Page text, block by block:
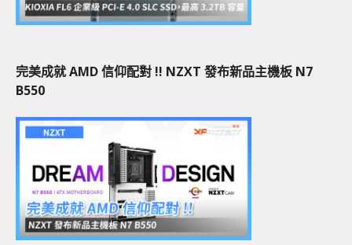
完美成就 AMD 信仰配對 !! NZXT 發布新品主機板 N7
B550